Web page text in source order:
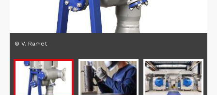
© V. Ramet